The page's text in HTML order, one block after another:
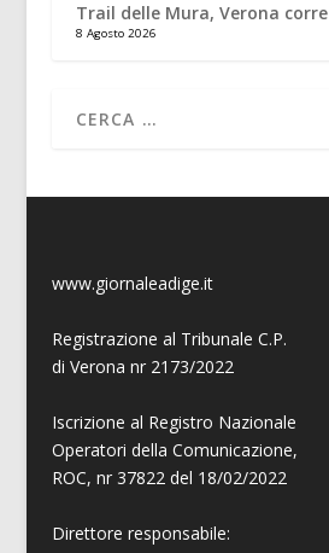
Trail delle Mura, Verona
8 Agosto 2026
www.giornaleadige.it
Registrazione al Tribunale C.P.
di Verona nr 2173/2022
Iscrizione al Registro Nazionale
Operatori della Comunicazione,
ROC, nr 37822 del 18/02/2022
Direttore responsabile: